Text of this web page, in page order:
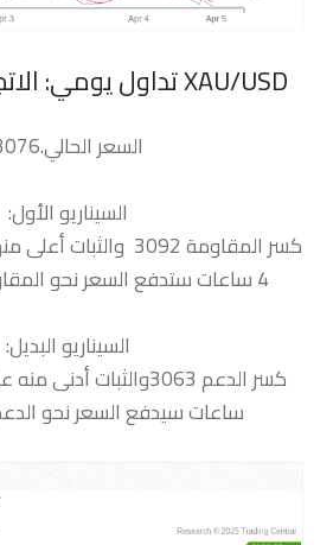
السعر الحالي.3076
السيناريو الأول:
كسر المقاومة 3092
4 ساعات ستدفع السعر نحو المقاومة التالية 3129
السيناريو البديل:
ساعات سيدفع السعر نحو الدعم